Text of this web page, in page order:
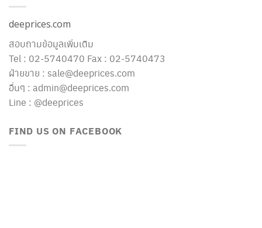
deeprices.com
สอบถามข้อมูลเพิ่มเติม
Tel : 02-5740470 Fax : 02-5740473
ฝ่ายขาย : sale@deeprices.com
อื่นๆ : admin@deeprices.com
Line : @deeprices
FIND US ON FACEBOOK